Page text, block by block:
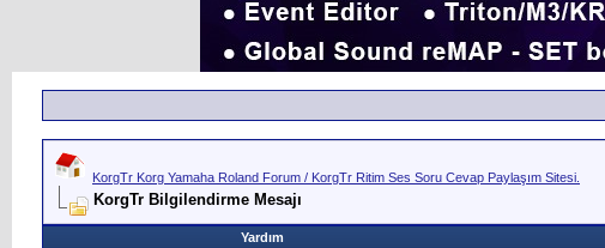
KorgTr Korg Yamaha Roland Forum / KorgTr Ritim Ses Soru Cevap Paylaşım Sitesi.
KorgTr Bilgilendirme Mesajı
Yardım